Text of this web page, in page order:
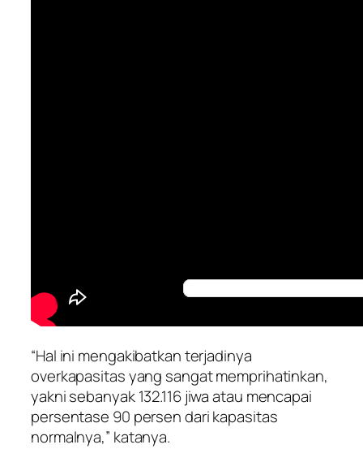
“Hal ini mengakibatkan terjadinya
overkapasitas yang sangat memprihatinkan,
yakni sebanyak 132.116 jiwa atau mencapai
persentase 90 persen dari kapasitas
normalnya,” katanya.